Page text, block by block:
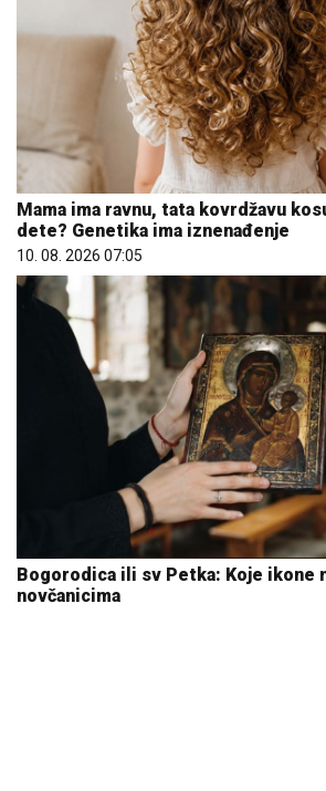
Mama ima ravnu, tata kovrdžavu
dete? Genetika ima iznenađenje
10. 08. 2026 07:05
Bogorodica ili sv Petka: Koje ikone
novčanicima